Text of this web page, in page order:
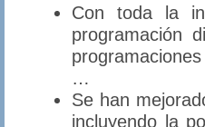
Con toda la
programación
…
Se han
incluyendo la